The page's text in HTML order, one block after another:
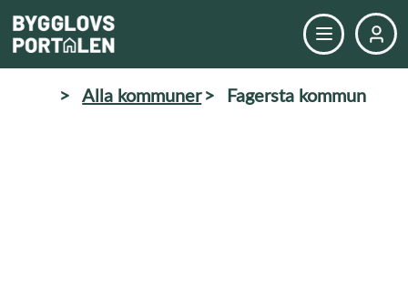
> Alla kommuner> Fagersta kommun